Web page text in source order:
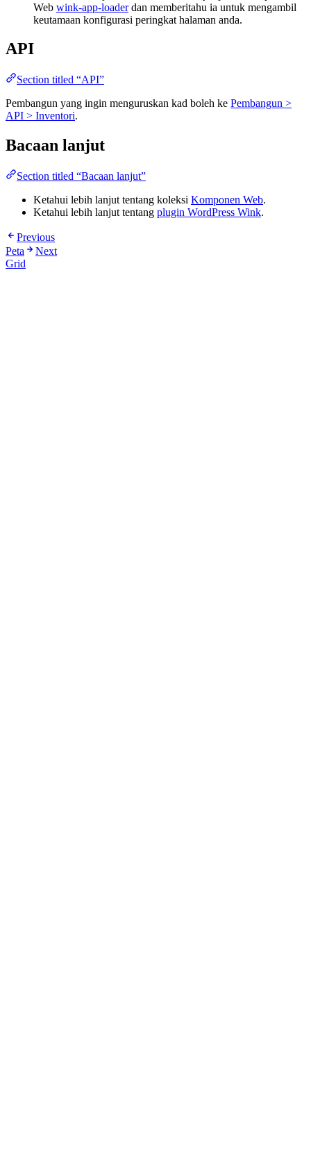
Web wink-app-loaderdan memberitahu ia untuk mengambil
keutamaan konfigurasi peringkat halaman anda.
API
Section titled “API”
Pembangun yang ingin menguruskan kad boleh ke Pembangun >
API > Inventori.
Bacaan lanjut
Section titled “Bacaan lanjut”
Ketahui lebih lanjut tentang koleksi Komponen Web.
Ketahui lebih lanjut tentang plugin WordPress Wink.
Previous
Peta
Next
Grid